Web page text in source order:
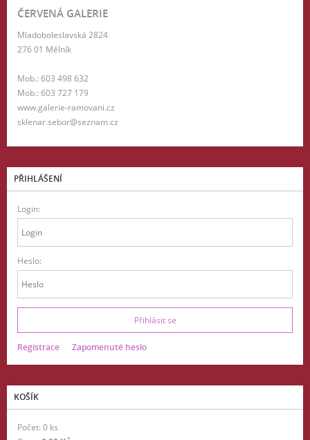
ČERVENÁ GALERIE
Mladoboleslavská 2824
276 01 Mělník
Mob.: 603 498 632
Mob.: 603 727 179
www.galerie-ramovani.cz
sklenar.sebor@seznam.cz
PŘIHLÁŠENÍ
Login:
Heslo:
Registrace Zapomenuté heslo
KOŠÍK
Počet: 0 ks